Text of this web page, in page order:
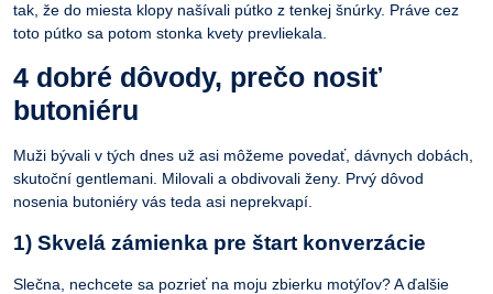
tak, že do miesta klopy našívali pútko z tenkej šnúrky. Práve cez
toto pútko sa potom stonka kvety prevliekala.
4 dobré dôvody, prečo nosiť
butoniéru
Muži bývali v tých dnes už asi môžeme povedať, dávnych dobách,
skutoční gentlemani. Milovali a obdivovali ženy. Prvý dôvod
nosenia butoniéry vás teda asi neprekvapí.
1) Skvelá zámienka pre štart konverzácie
Slečna, nechcete sa pozrieť na moju zbierku motýľov? A ďalšie